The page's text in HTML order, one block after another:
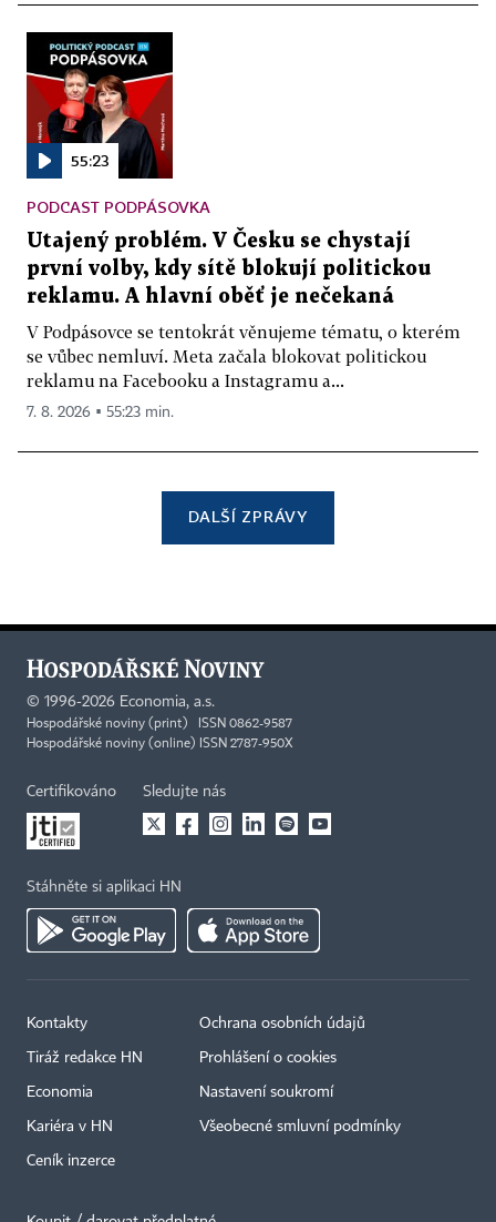
55:23
PODCAST PODPÁSOVKA
Utajený problém. V Česku se chystají
první volby, kdy sítě blokují politickou
reklamu. A hlavní oběť je nečekaná
V Podpásovce se tentokrát věnujeme tématu, o kterém
se vůbec nemluví. Meta začala blokovat politickou
reklamu na Facebooku a Instagramu a...
7. 8. 2026 ▪ 55:23 min.
DALŠÍ ZPRÁVY
© 1996-2026 Economia, a.s.
Hospodářské noviny (print) ISSN 0862-9587
Hospodářské noviny (online) ISSN 2787-950X
Certifikováno Sledujte nás
Stáhněte si aplikaci HN
Kontakty
Tiráž redakce HN
Economia
Kariéra v HN
Ceník inzerce
Ochrana osobních údajů
Prohlášení o cookies
Nastavení soukromí
Všeobecné smluvní podmínky